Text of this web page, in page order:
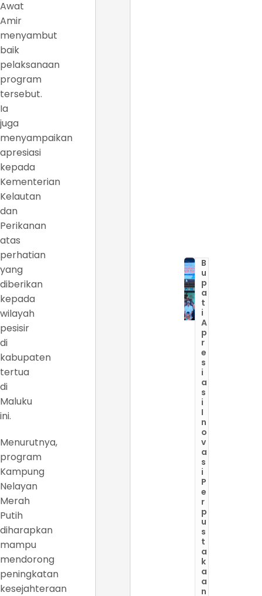
Awat
Amir
menyambut
baik
pelaksanaan
program
tersebut.
Ia
juga
menyampaikan
apresiasi
kepada
Kementerian
Kelautan
dan
Perikanan
atas
perhatian
yang
diberikan
kepada
wilayah
pesisir
di
kabupaten
tertua
di
Maluku
ini.
Menurutnya,
program
Kampung
Nelayan
Merah
Putih
diharapkan
mampu
mendorong
peningkatan
kesejahteraan
B
u
p
a
t
i
A
p
r
e
s
i
a
s
i
I
n
o
v
a
s
i
P
e
r
p
u
s
t
a
k
a
a
n